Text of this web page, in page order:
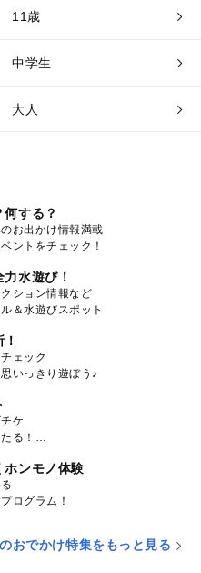
11歳
中学生
大人
する？
お出かけ情報満載
ントをチェック！
水遊び！
ション情報など
＆水遊びスポット
ェック
いっきり遊ぼう♪
ケ
る！
ホンモノ体験
ログラム！
おでかけ特集をもっと見る